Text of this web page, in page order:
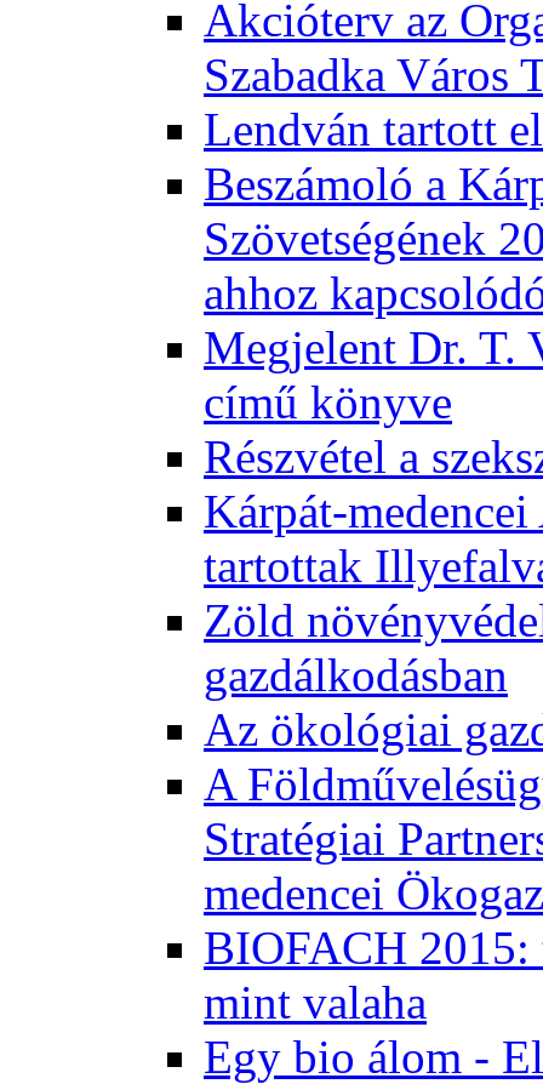
Akcióterv az
Szabadka Város
Lendván tartott
Beszámoló a
Szövetségének
ahhoz
Megjelent Dr. T.
című könyve
Részvétel a
Kárpát-
tartottak
Zöld
gazdálkodásban
Az ökológiai
A
Stratégiai
medencei
BIOFACH
mint valaha
Egy bio álom -